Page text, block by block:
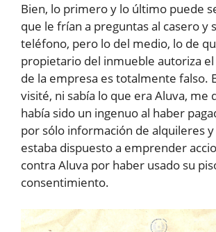
Bien, lo primero y lo último puede
que le frían a preguntas al casero y
teléfono, pero lo del medio, lo de
propietario del inmueble autoriza
de la empresa es totalmente falso.
visité, ni sabía lo que era Aluva, me
había sido un ingenuo al haber
por sólo información de alquileres
estaba dispuesto a emprender
contra Aluva por haber usado su
consentimiento.